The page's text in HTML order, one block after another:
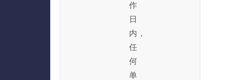
作
日
内，
任
何
单